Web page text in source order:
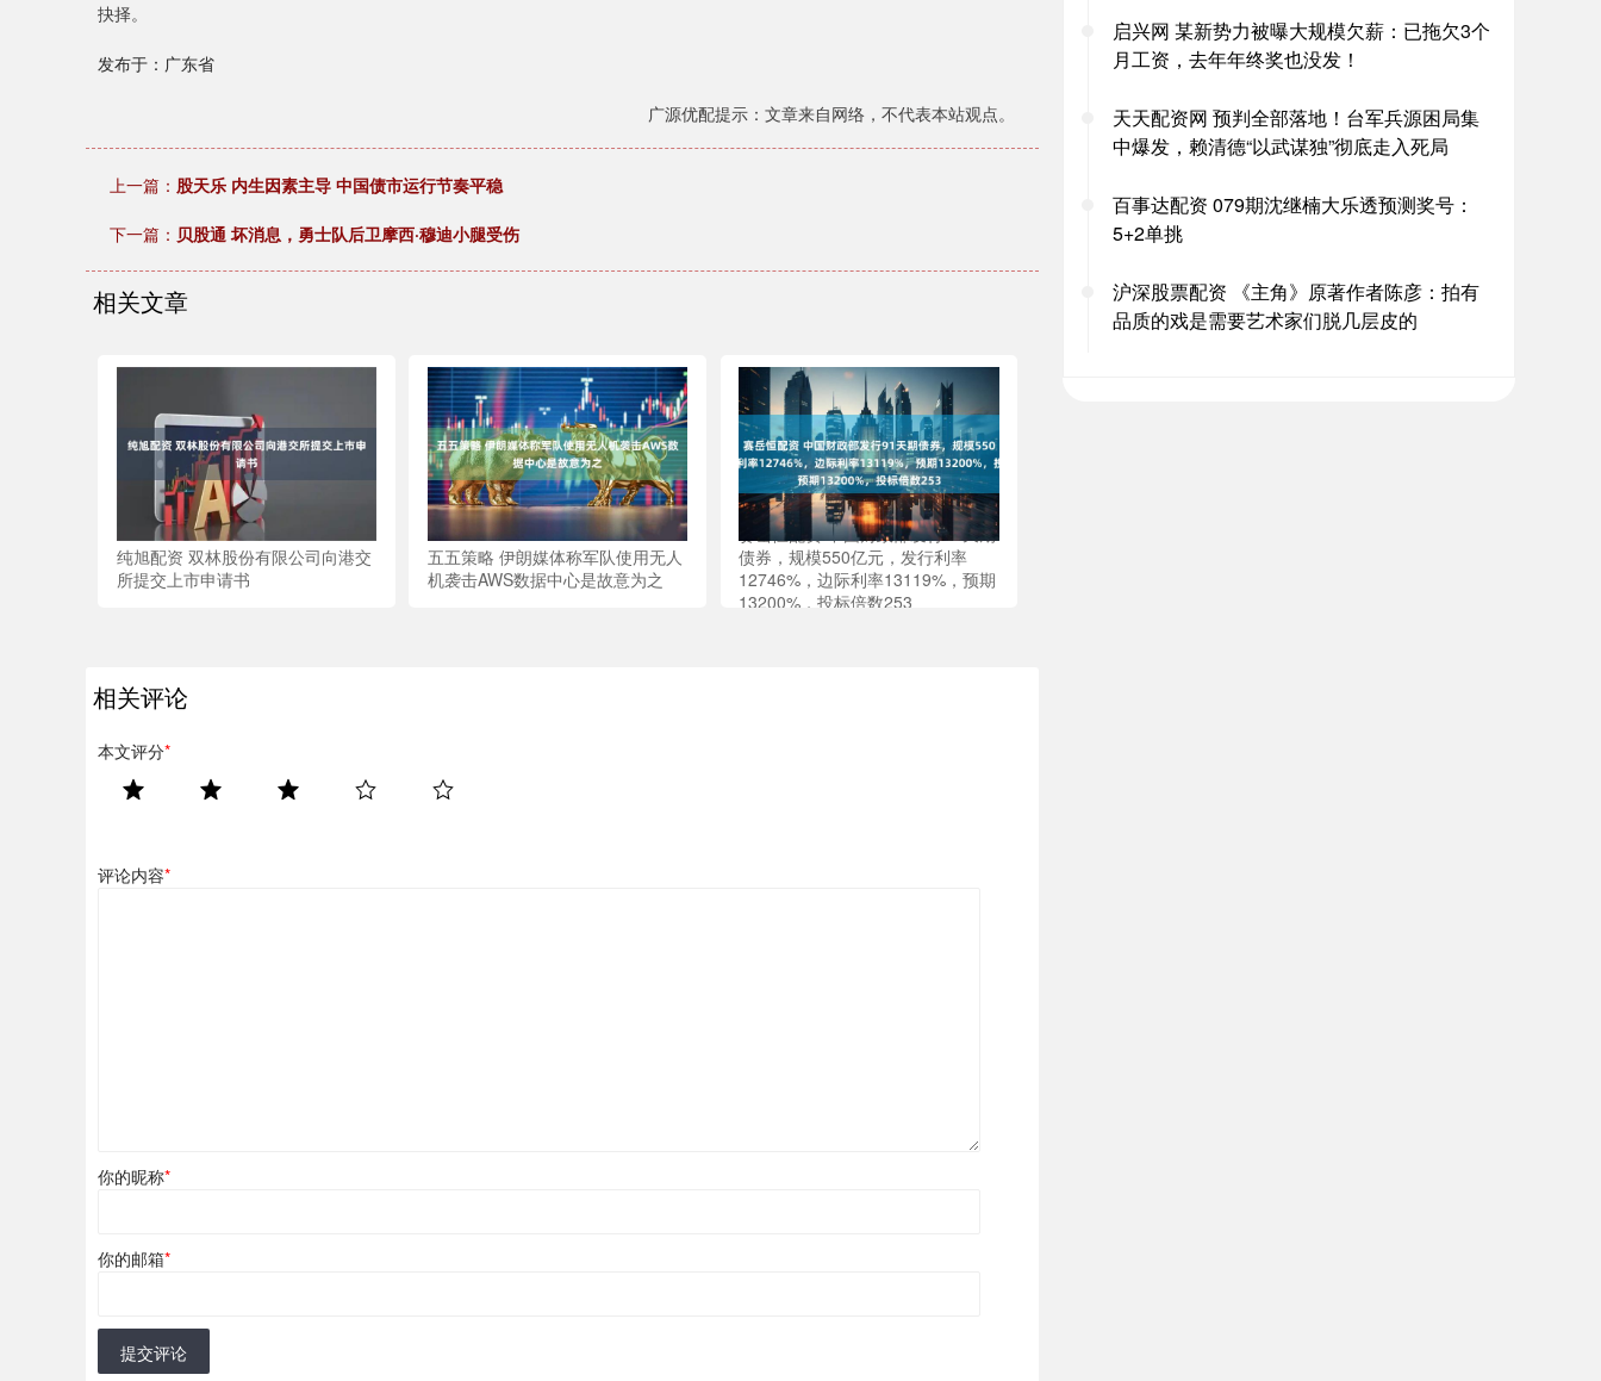
抉择。
发布于：广东省
广源优配提示：文章来自网络，不代表本站观点。
上一篇： 股天乐 内生因素主导 中国债市运行节奏平稳
下一篇： 贝股通 坏消息，勇士队后卫摩西·穆迪小腿受伤
相关文章
纯旭配资 双林股份有限公司向港交
所提交上市申请书
五五策略 伊朗媒体称军队使用无人
机袭击AWS数据中心是故意为之
赛岳恒配资 中国财政部发行91天期
债券，规模550亿元，发行利率
12746%，边际利率13119%，预期
13200%，投标倍数253
相关评论
本文评分*
评论内容*
你的昵称*
你的邮箱*
提交评论
启兴网 某新势力被曝大规模欠薪：已拖欠3个
月工资，去年年终奖也没发！
天天配资网 预判全部落地！台军兵源困局集
中爆发，赖清德“以武谋独”彻底走入死局
百事达配资 079期沈继楠大乐透预测奖号：
5+2单挑
沪深股票配资 《主角》原著作者陈彦：拍有
品质的戏是需要艺术家们脱几层皮的